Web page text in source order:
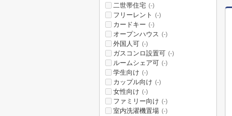
二世帯住宅 (-)
フリーレント (-)
カードキー (-)
オープンハウス (-)
外国人可 (-)
ガスコンロ設置可 (-)
ルームシェア可 (-)
学生向け (-)
カップル向け (-)
女性向け (-)
ファミリー向け (-)
室内洗濯機置場 (-)